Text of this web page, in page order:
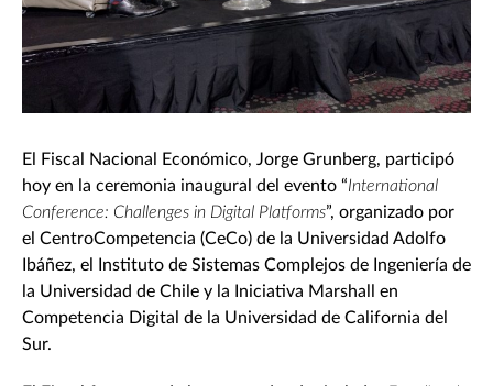
El Fiscal Nacional Económico, Jorge Grunberg, participó
hoy en la ceremonia inaugural del evento “International
Conference: Challenges in Digital Platforms”, organizado por
el CentroCompetencia (CeCo) de la Universidad Adolfo
Ibáñez, el Instituto de Sistemas Complejos de Ingeniería de
la Universidad de Chile y la Iniciativa Marshall en
Competencia Digital de la Universidad de California del
Sur.